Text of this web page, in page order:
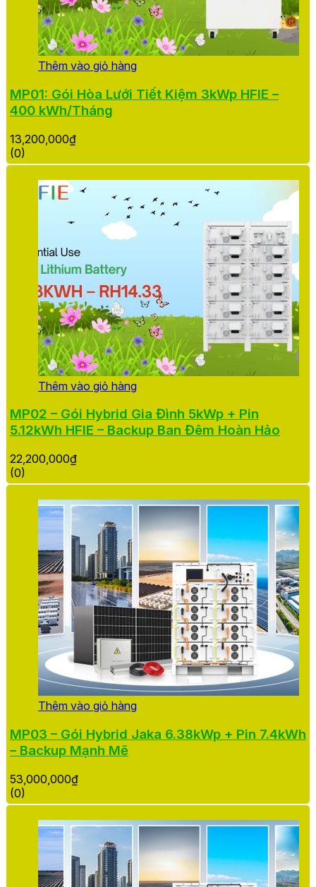
Thêm vào giỏ hàng
MP01: Gói Hòa Lưới Tiết Kiệm 3kWp HFIE –
400 kWh/Tháng
13,200,000₫
(0)
Thêm vào giỏ hàng
MP02 – Gói Hybrid Gia Đình 5kWp + Pin
5.12kWh HFIE – Backup Ban Đêm Hoàn Hảo
22,200,000₫
(0)
Thêm vào giỏ hàng
MP03 – Gói Hybrid Jaka 6.38kWp + Pin 7.4kWh
– Backup Mạnh Mẽ
53,000,000₫
(0)